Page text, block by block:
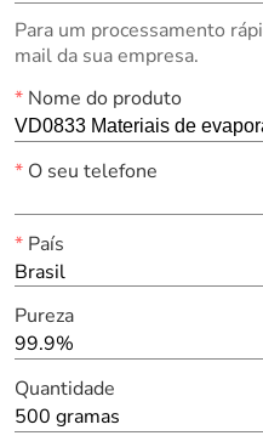
Para um processamento
mail da sua empresa.
*Nome do produto
*O seu telefone
*País
Brasil
Pureza
99.9%
Quantidade
500 gramas